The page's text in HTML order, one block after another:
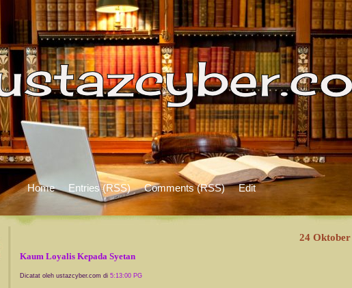
Home Entries (RSS) Comments (RSS) Edit
24 Oktober
Kaum Loyalis Kepada Syetan
Dicatat oleh ustazcyber.com di 5:13:00 PG